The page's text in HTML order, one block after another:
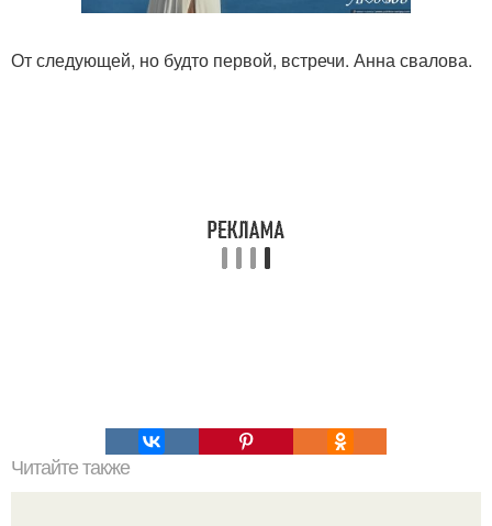
От следующей, но будто первой, встречи. Анна свалова.
Читайте также